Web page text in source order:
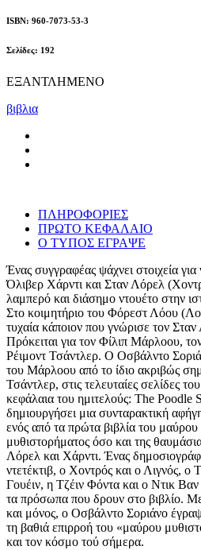
ISBN: 960-7073-53-3
Σελίδες: 192
ΕΞΑΝΤΛΗΜΕΝΟ
βιβλια
ΠΛΗΡΟΦΟΡΙΕΣ
ΠΡΩΤΟ ΚΕΦΑΛΑΙΟ
Ο ΤΥΠΟΣ ΕΓΡΑΨΕ
Ένας συγγραφέας ψάχνει στοιχεία για
Όλιβερ Χάρντι και Σταν Λόρελ
λαμπερό και διάσημο ντουέτο στην
Στο κοιμητήριο του Φόρεστ Λόου
τυχαία κάποιον που γνώρισε τον
Πρόκειται για τον Φίλιπ Μάρλοου,
Ρέιμοντ Τσάντλερ. Ο Οσβάλντο
του Μάρλοου από το ίδιο ακριβώς
Τσάντλερ, στις τελευταίες σελίδες
κεφάλαια του ημιτελούς: The Poodle
δημιουργήσει μια συνταρακτική
ενός από τα πρώτα βιβλία του μαύρου
μυθιστορήματος όσο και της
Λόρελ και Χάρντι. Ένας
ντετέκτιβ, ο Χοντρός και ο Λιγνός, ο
Γουέιν, η Τζέιν Φόντα και ο Ντικ
τα πρόσωπα που δρουν στο βιβλίο.
και μόνος, ο Οσβάλντο Σοριάνο
τη βαθιά επιρροή του «μαύρου
και τον κόσμο τού σήμερα.